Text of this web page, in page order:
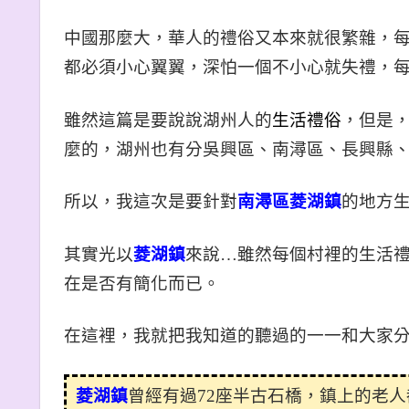
中國那麼大，華人的禮俗又本來就很繁雜，
都必須小心翼翼，深怕一個不小心就失禮，
雖然這篇是要說說湖州人的生活禮俗 ，但是
麼的，湖州也有分吳興區、南潯區、長興縣
所以，我這次是要針對南潯區菱湖鎮的地方
其實光以菱湖鎮來說…雖然每個村裡的生活
在是否有簡化而已。
在這裡，我就把我知道的聽過的一一和大家
菱湖鎮曾經有過72座半古石橋，鎮上的老